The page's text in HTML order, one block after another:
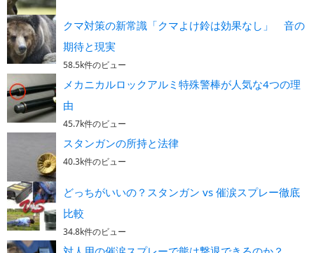
クマ対策の新常識「クマよけ鈴は効果なし」 音の
期待と現実
58.5k件のビュー
メカニカルロックアルミ特殊警棒が人気な4つの理
由
45.7k件のビュー
スタンガンの所持と法律
40.3k件のビュー
どっちがいいの？スタンガン vs 催涙スプレー徹底
比較
34.8k件のビュー